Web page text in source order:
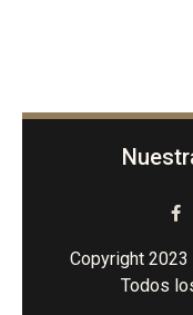
Copyright 2023
Todos